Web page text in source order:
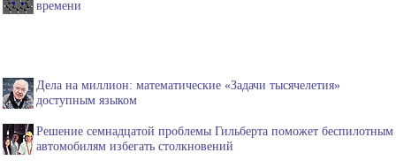
времени
Дела на миллион: математические «Задачи тысячелетия»
доступным языком
Решение семнадцатой проблемы Гильберта поможет беспилотным
автомобилям избегать столкновений